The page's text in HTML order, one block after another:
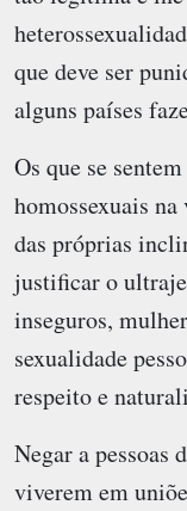
que deve ser
alguns países
Os que se
homossexuais
das próprias
justificar o
inseguros,
sexualidade
respeito e
Negar a pessoas
viverem em